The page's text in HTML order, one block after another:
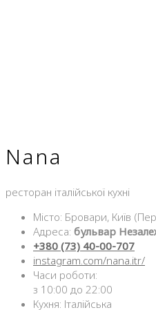
Nana
ресторан італійської кухні
Місто: Бровари, Київ
Адреса: бульвар
+380 (73) 40-00-707
instagram.com/nana.itr/
Часи роботи:
з 10:00 до 22:00
Кухня: Італійська